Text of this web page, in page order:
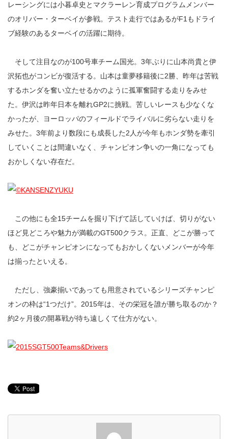
レーシングには小暮卓史とマクラーレン育成プログラムメンバー
のオリバー・ターベイが参戦。テスト走行ではあるがF1もドライ
ブ経験のあるターベイの活躍に期待。
そして注目なのが100号車チーム国光。3年ぶりに山本尚貴と伊
沢拓也がコンビが復活する。山本は童夢移籍後に2勝、昨年は苦戦
するホンダを奮い立たせるかのように孤軍奮闘する走りをみせ
た。伊沢は昨年日本を離れGP2に挑戦。苦しいレースも少なくな
かったが、ヨーロッパのフィールドでライバルに劣らない走りを
みせた。3年前より数段にも成長した2人が今年もホンダ勢を牽引
していくことは間違いなく、チャンピオン争いの一角になっても
おかしくない存在だ。
この他にも全15チームを掘り下げて話していけば、切りがない
ほど見どころや魅力が満載のGT500クラス。正直、どこが勝って
も、どこがチャンピオンになってもおかしくないメンバーが今年
は揃ったといえる。
ただし、強豪揃いであっても用意されているシリーズチャンピ
オンの枠は“1つだけ”。2015年は、その栄冠を誰が勝ち取るのか？
約2ヶ月後の開幕戦が待ち遠しくて仕方がない。